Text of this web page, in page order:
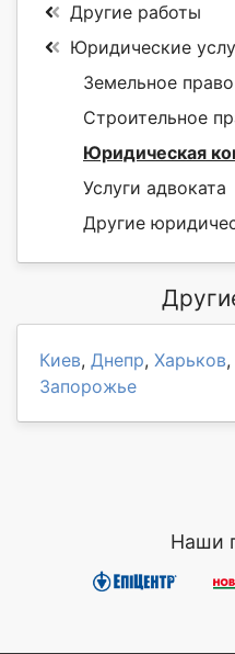
Другие работы
Юридические
Земельное право
Строительное
Юридическая
Услуги адвоката
Другие
Киев, Днепр, Харьков,
Запорожье
Наши